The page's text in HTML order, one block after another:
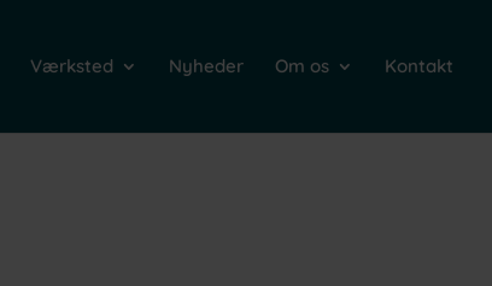
Værksted Nyheder Om os Kontakt